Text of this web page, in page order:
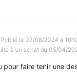
Publié le 07/08/2024 à
à un achat du 05/04/
pour faire tenir une